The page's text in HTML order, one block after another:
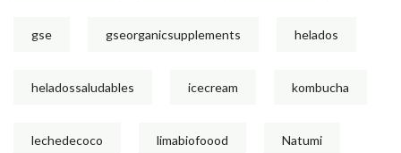
gse gseorganicsupplements helados
heladossaludables icecream kombucha
lechedecoco limabiofoood Natumi